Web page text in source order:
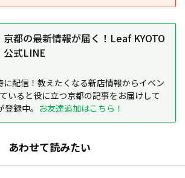
京都の最新情報が届く！Leaf KYOTO
公式LINE
に配信！教えたくなる新店情報からイベン
いると役に立つ京都の記事をお届けして
録中。 お友達追加はこちら！
あわせて読みたい